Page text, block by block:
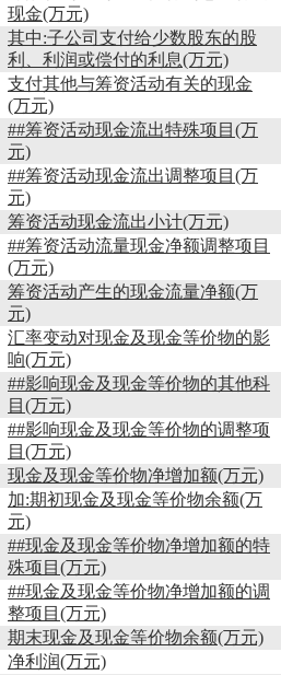
现金(万元)
其中:子公司支付给少数股东的股
利、利润或偿付的利息(万元)
支付其他与筹资活动有关的现金
(万元)
##筹资活动现金流出特殊项目(万
元)
##筹资活动现金流出调整项目(万
元)
筹资活动现金流出小计(万元)
##筹资活动流量现金净额调整项目
(万元)
筹资活动产生的现金流量净额(万
元)
汇率变动对现金及现金等价物的影
响(万元)
##影响现金及现金等价物的其他科
目(万元)
##影响现金及现金等价物的调整项
目(万元)
现金及现金等价物净增加额(万元)
加:期初现金及现金等价物余额(万
元)
##现金及现金等价物净增加额的特
殊项目(万元)
##现金及现金等价物净增加额的调
整项目(万元)
期末现金及现金等价物余额(万元)
净利润(万元)